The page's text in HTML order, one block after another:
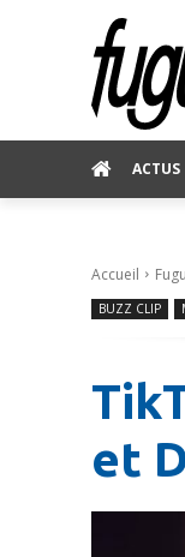
ACTUS
Accueil
BUZZ CLIP
et